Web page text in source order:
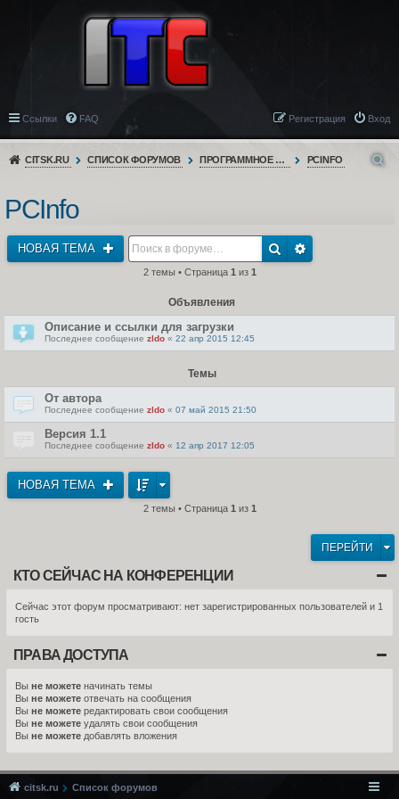
Ссылки FAQ Вход
Регистрация
CITSK.RU СПИСОК ФОРУМОВ ПРОГРАММНОЕ ОБЕСПЕЧЕНИЕ PCINFO
PCInfo
НОВАЯ ТЕМА
2 темы • Страница 1 из 1
Объявления
Описание и ссылки для загрузки
Последнее сообщение zldo « 22 апр 2015 12:45
Темы
От автора
Последнее сообщение zldo « 07 май 2015 21:50
Версия 1.1
Последнее сообщение zldo « 12 апр 2017 12:05
НОВАЯ ТЕМА
2 темы • Страница 1 из 1
ПЕРЕЙТИ
КТО СЕЙЧАС НА КОНФЕРЕНЦИИ
Сейчас этот форум просматривают: нет зарегистрированных пользователей и 1
гость
ПРАВА ДОСТУПА
Вы не можете начинать темы
Вы не можете отвечать на сообщения
Вы не можете редактировать свои сообщения
Вы не можете удалять свои сообщения
Вы не можете добавлять вложения
citsk.ru Список форумов